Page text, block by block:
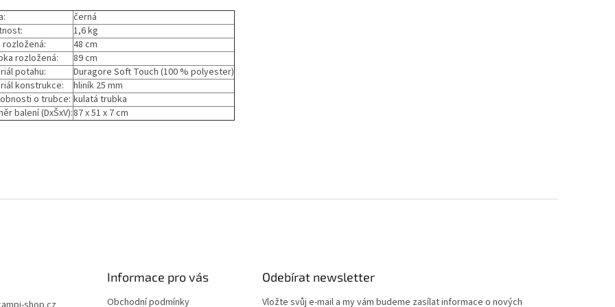
černá
1,6 kg
rozložená:
48 cm
rozložená:
89 cm
potahu:
Duragore Soft Touch (100 % polyester)
konstrukce:
hliník 25 mm
o trubce: kulatá trubka
balení (DxŠxV):87 x 51 x 7 cm
Informace pro vás
Obchodní podmínky
Odebírat newsletter
Vložte svůj e-mail a my vám budeme zasílat informace o nových